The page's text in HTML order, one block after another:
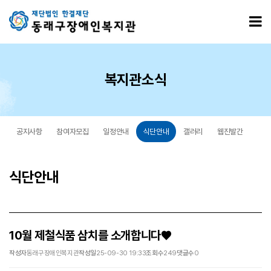
복지관소식
공지사항 참여자모집 일정안내 식단안내 갤러리 웹진발간
식단안내
10월 제철식품 삼치를 소개합니다♥
작성자동래구장애인복지관작성일25-09-30 19:33조회수249댓글수0